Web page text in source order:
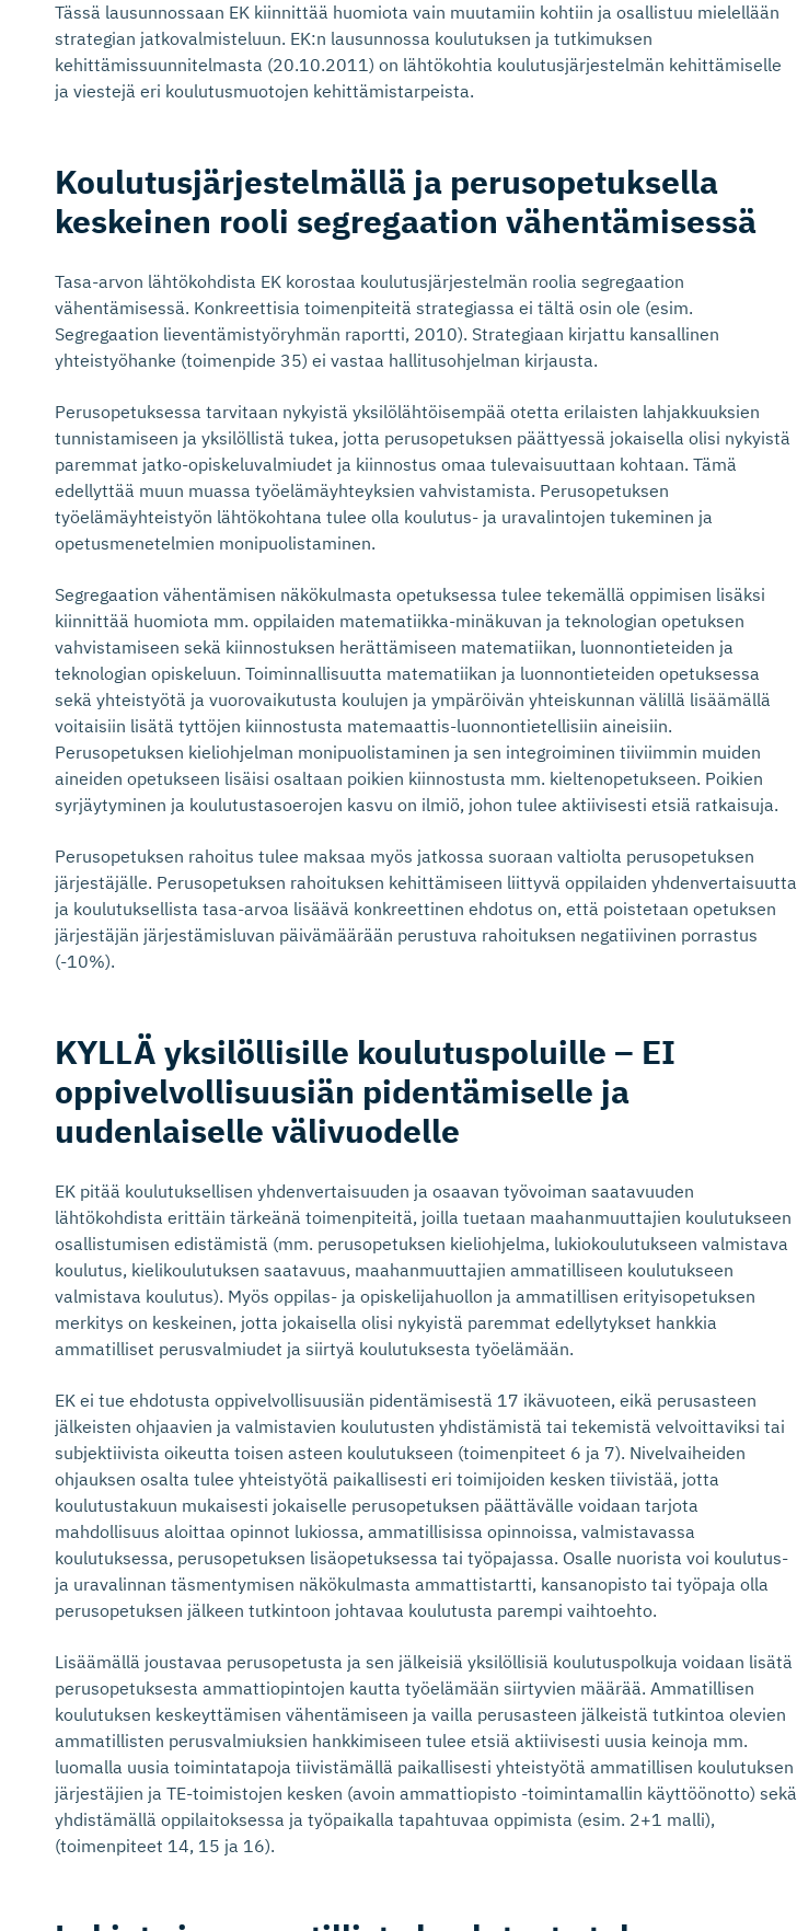
Tässä lausunnossaan EK kiinnittää huomiota vain muutamiin kohtiin ja osallistuu mielellään
strategian jatkovalmisteluun. EK:n lausunnossa koulutuksen ja tutkimuksen
kehittämissuunnitelmasta (20.10.2011) on lähtökohtia koulutusjärjestelmän kehittämiselle
ja viestejä eri koulutusmuotojen kehittämistarpeista.
Koulutusjär­jes­telmällä ja perusopetuksella
keskeinen rooli segregaation vähentämisessä
Tasa-arvon lähtökohdista EK korostaa koulutusjärjestelmän roolia segregaation
vähentämisessä. Konkreettisia toimenpiteitä strategiassa ei tältä osin ole (esim.
Segregaation lieventämistyöryhmän raportti, 2010). Strategiaan kirjattu kansallinen
yhteistyöhanke (toimenpide 35) ei vastaa hallitusohjelman kirjausta.
Perusopetuksessa tarvitaan nykyistä yksilölähtöisempää otetta erilaisten lahjakkuuksien
tunnistamiseen ja yksilöllistä tukea, jotta perusopetuksen päättyessä jokaisella olisi nykyistä
paremmat jatko-opiskeluvalmiudet ja kiinnostus omaa tulevaisuuttaan kohtaan. Tämä
edellyttää muun muassa työelämäyhteyksien vahvistamista. Perusopetuksen
työelämäyhteistyön lähtökohtana tulee olla koulutus- ja uravalintojen tukeminen ja
opetusmenetelmien monipuolistaminen.
Segregaation vähentämisen näkökulmasta opetuksessa tulee tekemällä oppimisen lisäksi
kiinnittää huomiota mm. oppilaiden matematiikka-minäkuvan ja teknologian opetuksen
vahvistamiseen sekä kiinnostuksen herättämiseen matematiikan, luonnontieteiden ja
teknologian opiskeluun. Toiminnallisuutta matematiikan ja luonnontieteiden opetuksessa
sekä yhteistyötä ja vuorovaikutusta koulujen ja ympäröivän yhteiskunnan välillä lisäämällä
voitaisiin lisätä tyttöjen kiinnostusta matemaattis-luonnontietellisiin aineisiin.
Perusopetuksen kieliohjelman monipuolistaminen ja sen integroiminen tiiviimmin muiden
aineiden opetukseen lisäisi osaltaan poikien kiinnostusta mm. kieltenopetukseen. Poikien
syrjäytyminen ja koulutustasoerojen kasvu on ilmiö, johon tulee aktiivisesti etsiä ratkaisuja.
Perusopetuksen rahoitus tulee maksaa myös jatkossa suoraan valtiolta perusopetuksen
järjestäjälle. Perusopetuksen rahoituksen kehittämiseen liittyvä oppilaiden yhdenvertaisuutta
ja koulutuksellista tasa-arvoa lisäävä konkreettinen ehdotus on, että poistetaan opetuksen
järjestäjän järjestämisluvan päivämäärään perustuva rahoituksen negatiivinen porrastus
(-10%).
KYLLÄ yksilöllisille koulutuspo­luille – EI
oppivelvol­li­suusiän pidentämiselle ja
uudenlaiselle välivuodelle
EK pitää koulutuksellisen yhdenvertaisuuden ja osaavan työvoiman saatavuuden
lähtökohdista erittäin tärkeänä toimenpiteitä, joilla tuetaan maahanmuuttajien koulutukseen
osallistumisen edistämistä (mm. perusopetuksen kieliohjelma, lukiokoulutukseen valmistava
koulutus, kielikoulutuksen saatavuus, maahanmuuttajien ammatilliseen koulutukseen
valmistava koulutus). Myös oppilas- ja opiskelijahuollon ja ammatillisen erityisopetuksen
merkitys on keskeinen, jotta jokaisella olisi nykyistä paremmat edellytykset hankkia
ammatilliset perusvalmiudet ja siirtyä koulutuksesta työelämään.
EK ei tue ehdotusta oppivelvollisuusiän pidentämisestä 17 ikävuoteen, eikä perusasteen
jälkeisten ohjaavien ja valmistavien koulutusten yhdistämistä tai tekemistä velvoittaviksi tai
subjektiivista oikeutta toisen asteen koulutukseen (toimenpiteet 6 ja 7). Nivelvaiheiden
ohjauksen osalta tulee yhteistyötä paikallisesti eri toimijoiden kesken tiivistää, jotta
koulutustakuun mukaisesti jokaiselle perusopetuksen päättävälle voidaan tarjota
mahdollisuus aloittaa opinnot lukiossa, ammatillisissa opinnoissa, valmistavassa
koulutuksessa, perusopetuksen lisäopetuksessa tai työpajassa. Osalle nuorista voi koulutus-
ja uravalinnan täsmentymisen näkökulmasta ammattistartti, kansanopisto tai työpaja olla
perusopetuksen jälkeen tutkintoon johtavaa koulutusta parempi vaihtoehto.
Lisäämällä joustavaa perusopetusta ja sen jälkeisiä yksilöllisiä koulutuspolkuja voidaan lisätä
perusopetuksesta ammattiopintojen kautta työelämään siirtyvien määrää. Ammatillisen
koulutuksen keskeyttämisen vähentämiseen ja vailla perusasteen jälkeistä tutkintoa olevien
ammatillisten perusvalmiuksien hankkimiseen tulee etsiä aktiivisesti uusia keinoja mm.
luomalla uusia toimintatapoja tiivistämällä paikallisesti yhteistyötä ammatillisen koulutuksen
järjestäjien ja TE-toimistojen kesken (avoin ammattiopisto -toimintamallin käyttöönotto) sekä
yhdistämällä oppilaitoksessa ja työpaikalla tapahtuvaa oppimista (esim. 2+1 malli),
(toimenpiteet 14, 15 ja 16).